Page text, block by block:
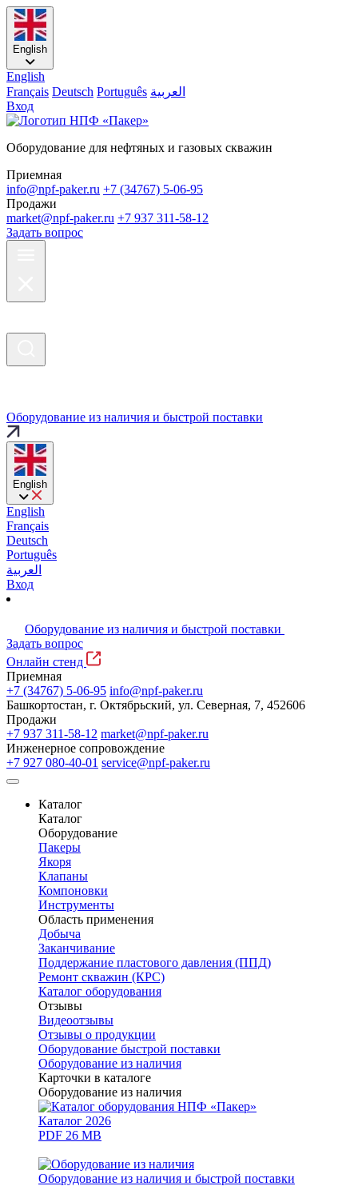
English
English
Français Deutsch Português العربية
Вход
Оборудование для нефтяных и газовых скважин
Приемная
info@npf-paker.ru +7 (34767) 5-06-95
Продажи
market@npf-paker.ru +7 937 311-58-12
Задать вопрос
Оборудование из наличия и быстрой поставки
English
English
Français
Deutsch
Português
العربية
Вход
Оборудование из наличия и быстрой поставки
Задать вопрос
Онлайн стенд
Приемная
+7 (34767) 5-06-95 info@npf-paker.ru
Башкортостан, г. Октябрьский, ул. Северная, 7, 452606
Продажи
+7 937 311-58-12 market@npf-paker.ru
Инженерное сопровождение
+7 927 080-40-01 service@npf-paker.ru
Каталог
Каталог
Оборудование
Пакеры
Якоря
Клапаны
Компоновки
Инструменты
Область применения
Добыча
Заканчивание
Поддержание пластового давления (ППД)
Ремонт скважин (КРС)
Каталог оборудования
Отзывы
Видеоотзывы
Отзывы о продукции
Оборудование быстрой поставки
Оборудование из наличия
Карточки в каталоге
Оборудование из наличия
Каталог 2026
PDF 26 MB
Оборудование из наличия и быстрой поставки